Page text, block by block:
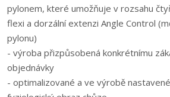
pylonem, které umožňuje v rozsahu
flexi a dorzální extenzi Angle Control
pylonu)
- výroba přizpůsobená konkrétnímu
objednávky
- optimalizované a ve výrobě